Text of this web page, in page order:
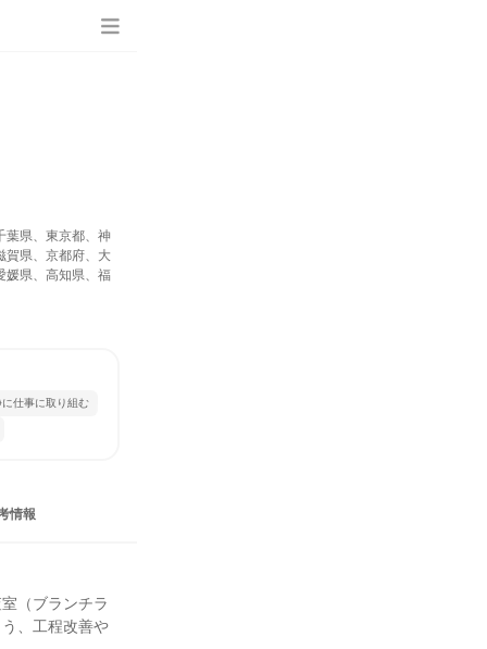
葉県、東京都、神
賀県、京都府、大
媛県、高知県、福
に仕事に取り組む
情報
（ブランチラ
、工程改善や